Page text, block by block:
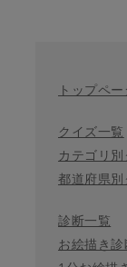
トップペー
クイズ一覧
カテゴリ
都道府県
診断一覧
お絵描き